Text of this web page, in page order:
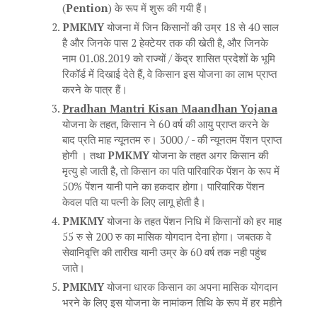
(Pention) के रूप में शुरू की गयी हैं।
PMKMYयोजना में जिन किसानों की उम्र 18 से 40 साल
है और जिनके पास 2 हेक्टेयर तक की खेती है, और जिनके
नाम 01.08.2019 को राज्यों / केंद्र शासित प्रदेशों के भूमि
रिकॉर्ड में दिखाई देते हैं, वे किसान इस योजना का लाभ प्राप्त
करने के पात्र हैं।
Pradhan Mantri Kisan Maandhan Yojana
योजना के तहत, किसान ने 60 वर्ष की आयु प्राप्त करने के
बाद प्रति माह न्यूनतम रु। 3000 / - की न्यूनतम पेंशन प्राप्त
होगी । तथाPMKMYयोजना के तहत अगर किसान की
मृत्यु हो जाती है, तो किसान का पति पारिवारिक पेंशन के रूप में
50% पेंशन यानी पाने का हकदार होगा। पारिवारिक पेंशन
केवल पति या पत्नी के लिए लागू होती है।
PMKMYयोजना के तहत पेंशन निधि में किसानों को हर माह
55 रु से 200 रु का मासिक योगदान देना होगा। जबतक वे
सेवानिवृत्ति की तारीख यानी उम्र के 60 वर्ष तक नही पहुंच
जाते।
PMKMYयोजना धारक किसान का अपना मासिक योगदान
भरने के लिए इस योजना के नामांकन तिथि के रूप में हर महीने